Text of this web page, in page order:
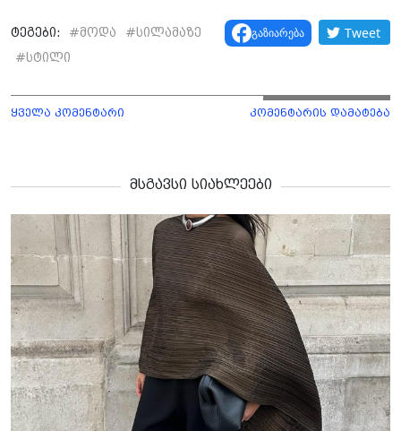
ტეგები: #მოდა #სილამაზე
#სტილი
გაზიარება Tweet
ყველა კომენტარი კომენტარის დამატება
მსგავსი სიახლეები